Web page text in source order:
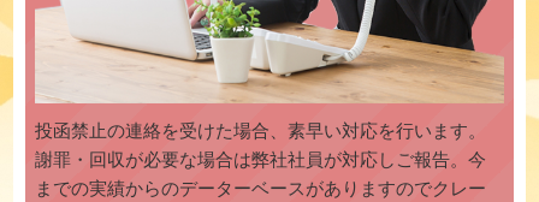
投函禁止の連絡を受けた場合、素早い対応を行います。
謝罪・回収が必要な場合は弊社社員が対応しご報告。今
までの実績からのデーターベースがありますのでクレー